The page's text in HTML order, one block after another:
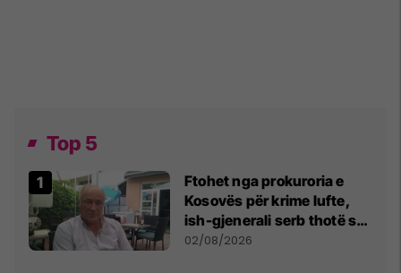
Top 5
Ftohet nga prokuroria e
Kosovës për krime lufte,
ish-gjenerali serb thotë se
dikush e tradhtoi në
02/08/2026